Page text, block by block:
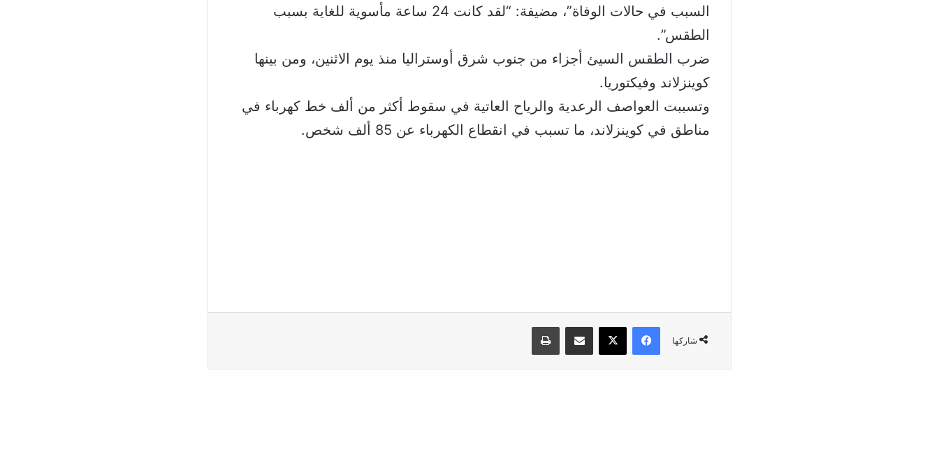
السبب في حالات الوفاة”، مضيفة: “لقد كانت 24 ساعة مأسوية للغاية بسبب
الطقس”.
ضرب الطقس السيئ أجزاء من جنوب شرق أوستراليا منذ يوم الاثنين، ومن بينها
كوينزلاند وفيكتوريا.
وتسببت العواصف الرعدية والرياح العاتية في سقوط أكثر من ألف خط كهرباء في
مناطق في كوينزلاند، ما تسبب في انقطاع الكهرباء عن 85 ألف شخص.
شاركها
فيسبوك ‫X مشاركة عبر البريد طباعة